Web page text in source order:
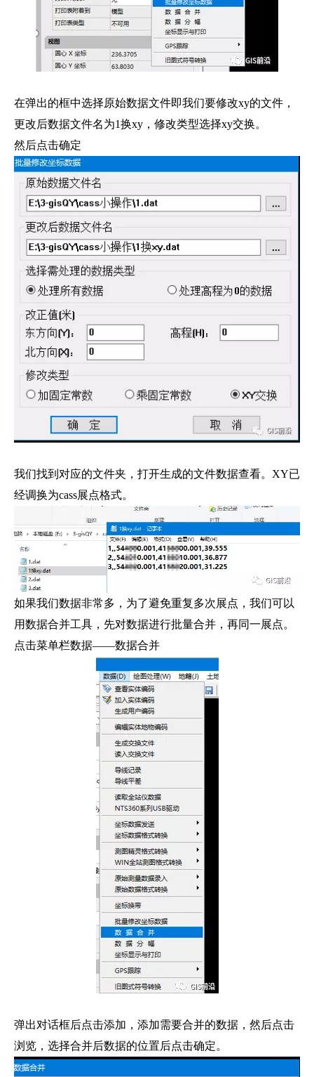
在弹出的框中选择原始数据文件即我们要修改xy的文件，
更改后数据文件名为1换xy，修改类型选择xy交换。
然后点击确定
我们找到对应的文件夹，打开生成的文件数据查看。XY已
经调换为cass展点格式。
如果我们数据非常多，为了避免重复多次展点，我们可以
用数据合并工具，先对数据进行批量合并，再同一展点。
点击菜单栏数据——数据合并
弹出对话框后点击添加，添加需要合并的数据，然后点击
浏览，选择合并后数据的位置后点击确定。